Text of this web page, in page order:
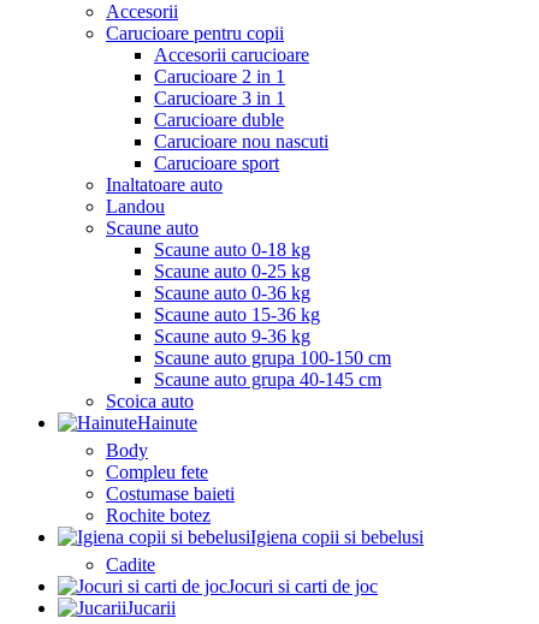
Accesorii
Carucioare pentru copii
Accesorii carucioare
Carucioare 2 in 1
Carucioare 3 in 1
Carucioare duble
Carucioare nou nascuti
Carucioare sport
Inaltatoare auto
Landou
Scaune auto
Scaune auto 0-18 kg
Scaune auto 0-25 kg
Scaune auto 0-36 kg
Scaune auto 15-36 kg
Scaune auto 9-36 kg
Scaune auto grupa 100-150 cm
Scaune auto grupa 40-145 cm
Scoica auto
Hainute
Body
Compleu fete
Costumase baieti
Rochite botez
Igiena copii si bebelusi
Cadite
Jocuri si carti de joc
Jucarii